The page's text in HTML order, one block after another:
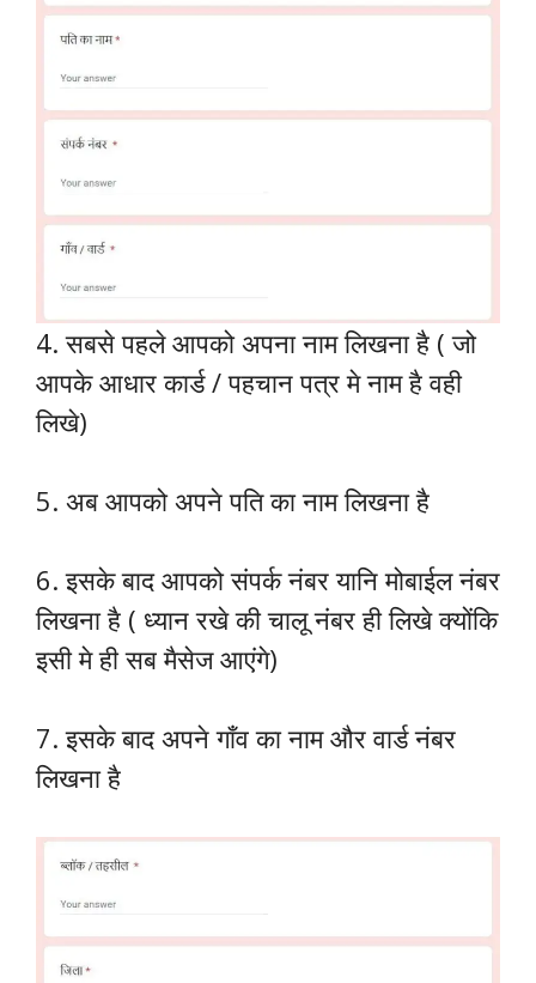
4. सबसे पहले आपको अपना नाम लिखना है ( जो
आपके आधार कार्ड / पहचान पत्र मे नाम है वही
लिखे)
5. अब आपको अपने पति का नाम लिखना है
6. इसके बाद आपको संपर्क नंबर यानि मोबाईल नंबर
लिखना है ( ध्यान रखे की चालू नंबर ही लिखे क्योंकि
इसी मे ही सब मैसेज आएंगे)
7. इसके बाद अपने गाँव का नाम और वार्ड नंबर
लिखना है